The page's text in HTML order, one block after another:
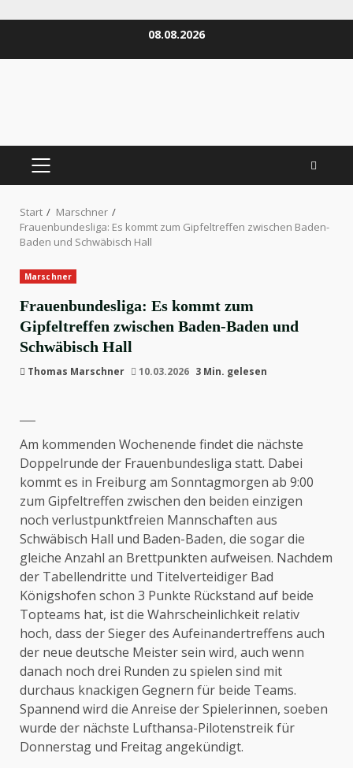
08.08.2026
PRIMÄRES
Start
Marschner
Frauenbundesliga: Es kommt zum Gipfeltreffen zwischen Baden-
Baden und Schwäbisch Hall
Marschner
Frauenbundesliga: Es kommt zum
Gipfeltreffen zwischen Baden-Baden und
Schwäbisch Hall
Thomas Marschner 10.03.2026 3 Min. gelesen
Am kommenden Wochenende findet die nächste
Doppelrunde der Frauenbundesliga statt. Dabei
kommt es in Freiburg am Sonntagmorgen ab 9:00
zum Gipfeltreffen zwischen den beiden einzigen
noch verlustpunktfreien Mannschaften aus
Schwäbisch Hall und Baden-Baden, die sogar die
gleiche Anzahl an Brettpunkten aufweisen. Nachdem
der Tabellendritte und Titelverteidiger Bad
Königshofen schon 3 Punkte Rückstand auf beide
Topteams hat, ist die Wahrscheinlichkeit relativ
hoch, dass der Sieger des Aufeinandertreffens auch
der neue deutsche Meister sein wird, auch wenn
danach noch drei Runden zu spielen sind mit
durchaus knackigen Gegnern für beide Teams.
Spannend wird die Anreise der Spielerinnen, soeben
wurde der nächste Lufthansa-Pilotenstreik für
Donnerstag und Freitag angekündigt.